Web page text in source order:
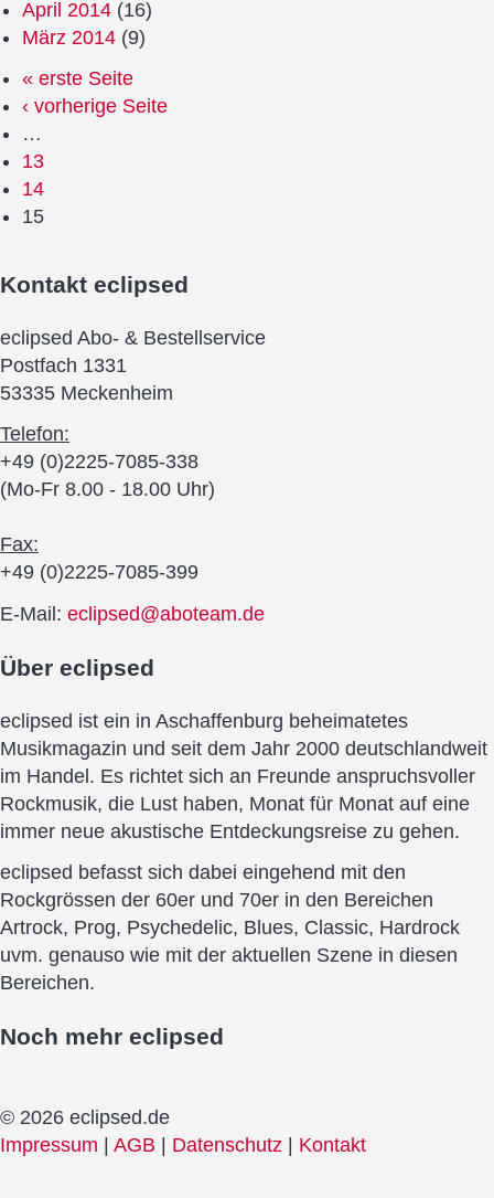
April 2014 (16)
März 2014 (9)
« erste Seite
‹ vorherige Seite
…
13
14
15
Kontakt eclipsed
eclipsed Abo- & Bestellservice
Postfach 1331
53335 Meckenheim
Telefon:
+49 (0)2225-7085-338
(Mo-Fr 8.00 - 18.00 Uhr)
Fax:
+49 (0)2225-7085-399
E-Mail: eclipsed@aboteam.de
Über eclipsed
eclipsed ist ein in Aschaffenburg beheimatetes
Musikmagazin und seit dem Jahr 2000 deutschlandweit
im Handel. Es richtet sich an Freunde anspruchsvoller
Rockmusik, die Lust haben, Monat für Monat auf eine
immer neue akustische Entdeckungsreise zu gehen.
eclipsed befasst sich dabei eingehend mit den
Rockgrössen der 60er und 70er in den Bereichen
Artrock, Prog, Psychedelic, Blues, Classic, Hardrock
uvm. genauso wie mit der aktuellen Szene in diesen
Bereichen.
Noch mehr eclipsed
© 2026 eclipsed.de
Impressum
AGB Datenschutz Kontakt